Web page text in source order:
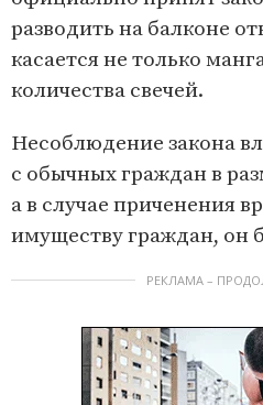
разводить на балконе
касается не только
количества свечей.
Несоблюдение закона
с обычных граждан в
а в случае приченения
имуществу граждан, он
РЕКЛАМА –